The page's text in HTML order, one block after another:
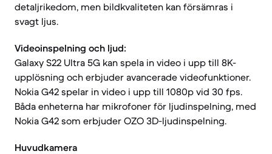
detaljrikedom, men bildkvaliteten kan försämras i
svagt ljus.
Videoinspelning och ljud:
Galaxy S22 Ultra 5G kan spela in video i upp till 8K-
upplösning och erbjuder avancerade videofunktioner.
Nokia G42 spelar in video i upp till 1080p vid 30 fps.
Båda enheterna har mikrofoner för ljudinspelning, med
Nokia G42 som erbjuder OZO 3D-ljudinspelning.
Huvudkamera